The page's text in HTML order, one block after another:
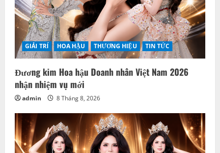
GIẢI TRÍ HOA HẬU
tục hành trình đồng hành cùng các nữ doanh nhân
admin 8 Tháng 8, 2026